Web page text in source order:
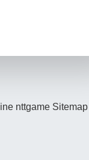
nttgame Sitemap